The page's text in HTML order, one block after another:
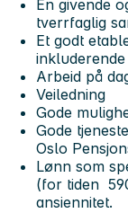
En givende
tverrfaglig
Et godt
Arbeid på
Veiledning
Gode
Gode
Oslo
Lønn som
(for tiden
ansiennitet.